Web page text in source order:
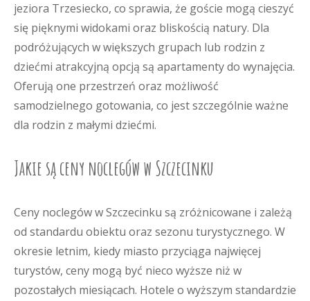
jeziora Trzesiecko, co sprawia, że goście mogą cieszyć
się pięknymi widokami oraz bliskością natury. Dla
podróżujących w większych grupach lub rodzin z
dziećmi atrakcyjną opcją są apartamenty do wynajęcia.
Oferują one przestrzeń oraz możliwość
samodzielnego gotowania, co jest szczególnie ważne
dla rodzin z małymi dziećmi.
Jakie są ceny noclegów w Szczecinku
Ceny noclegów w Szczecinku są zróżnicowane i zależą
od standardu obiektu oraz sezonu turystycznego. W
okresie letnim, kiedy miasto przyciąga najwięcej
turystów, ceny mogą być nieco wyższe niż w
pozostałych miesiącach. Hotele o wyższym standardzie